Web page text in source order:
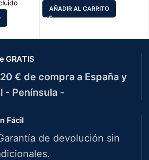
AÑADIR AL CARRITO
GRATIS
€ de compra a España y
- Península -
Fácil
de devolución sin